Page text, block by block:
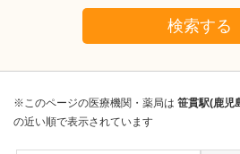
検索する
※このページの医療機関・薬局は 笹貫駅(鹿児
の近い順で表示されています